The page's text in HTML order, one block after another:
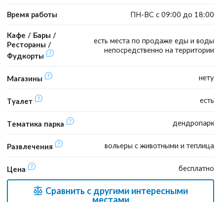
Время работы ПН-ВС с 09:00 до 18:00
Кафе / Бары /
Рестораны /
Фудкорты
есть места по продаже еды и воды
непосредственно на территории
Магазины нету
Туалет есть
Тематика парка дендропарк
Развлечения вольеры с животными и теплица
Цена бесплатно
Сравнить с другими интересными
местами